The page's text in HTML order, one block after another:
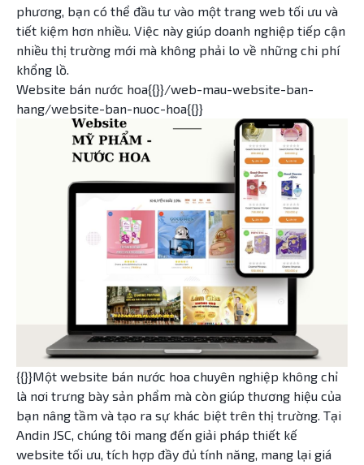
phương, bạn có thể đầu tư vào một trang web tối ưu và
tiết kiệm hơn nhiều. Việc này giúp doanh nghiệp tiếp cận
nhiều thị trường mới mà không phải lo về những chi phí
khổng lồ.
Website bán nước hoa{{}}/web-mau-website-ban-
hang/website-ban-nuoc-hoa{{}}
{{}}Một website bán nước hoa chuyên nghiệp không chỉ
là nơi trưng bày sản phẩm mà còn giúp thương hiệu của
bạn nâng tầm và tạo ra sự khác biệt trên thị trường. Tại
Andin JSC, chúng tôi mang đến giải pháp thiết kế
website tối ưu, tích hợp đầy đủ tính năng, mang lại giá